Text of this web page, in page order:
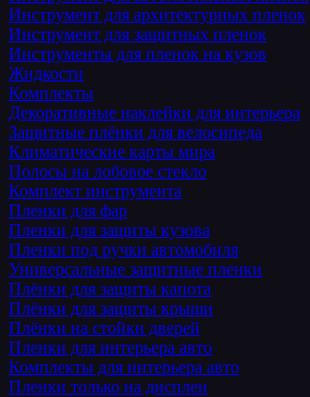
Инструмент для архитектурных пленок
Инструмент для защитных пленок
Инструменты для пленок на кузов
Жидкости
Комплекты
Декоративные наклейки для интерьера
Защитные плёнки для велосипеда
Климатические карты мира
Полосы на лобовое стекло
Комплект инструмента
Пленки для фар
Пленки для защиты кузова
Пленки под ручки автомобиля
Универсальные защитные пленки
Плёнки для защиты капота
Плёнки для защиты крыши
Плёнки на стойки дверей
Пленки для интерьера авто
Комплекты для интерьера авто
Пленки только на дисплеи